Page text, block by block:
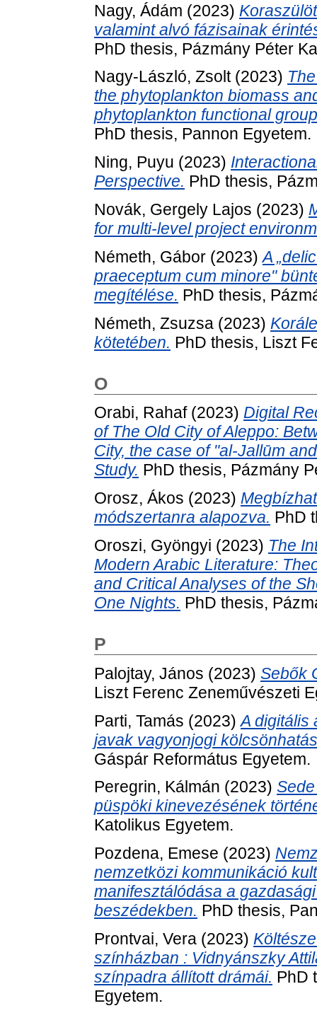
Nagy, Ádám (2023)
valamint alvó fázisainak
PhD thesis, Pázmány Péter
Nagy-László, Zsolt(2023)
the phytoplankton biomass
phytoplankton functional
PhD thesis, Pannon Egyetem.
Ning, Puyu (2023)
Perspective. PhD thesis,
Novák, Gergely Lajos (2023)
for multi-level project
Németh, Gábor (2023)A
praeceptum cum minore"
megítélése. PhD thesis,
Németh, Zsuzsa (2023)
kötetében. PhD thesis, Liszt
O
Orabi, Rahaf(2023) Digital
of The Old City of Aleppo:
City, the case of "al-Jallūm
Study. PhD thesis, Pázmány
Orosz, Ákos (2023)
módszertanra alapozva. PhD
Oroszi, Gyöngyi (2023) The
Modern Arabic Literature:
and Critical Analyses of the
One Nights. PhD thesis,
P
Palojtay, János (2023) Sebők
Liszt Ferenc Zeneművészeti
Parti, Tamás (2023)A digitális
javak vagyonjogi
Gáspár Református Egyetem.
Peregrin, Kálmán (2023)
püspöki kinevezésének
Katolikus Egyetem.
Pozdena, Emese (2023)
nemzetközi kommunikáció
manifesztálódása a
beszédekben. PhD thesis,
Prontvai, Vera (2023)
színházban : Vidnyánszky
színpadra állított drámái. PhD
Egyetem.